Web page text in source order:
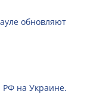
обновляют
РФ на Украине.